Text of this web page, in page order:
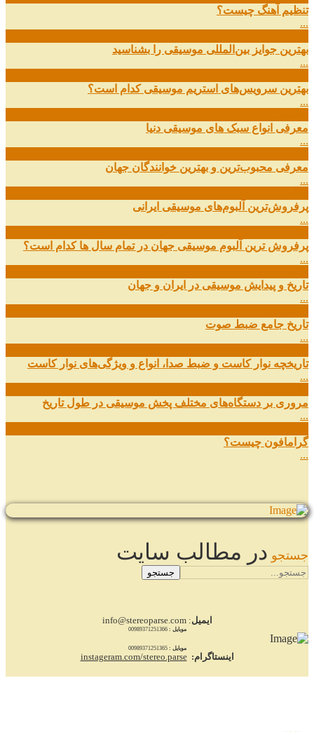
تنظیم آهنگ چیست؟
...
بهترین جوایز بین‌المللی موسیقی را بشناسید
...
بهترین سرویس‌های استریم موسیقی کدام است؟
...
معرفی انواع سبک های موسیقی دنیا
...
معرفی محبوب‌ترین و بهترین خوانندگان جهان
...
پرفروش‌ترین آلبوم‌های موسیقی ایرانی
...
پرفروش ترین آلبوم موسیقی جهان در تمام سال ها کدام است؟
...
تاریخ و پیدایش موسیقی در ایران و جهان
...
تاریخ جامع ضبط صوت
...
تاریخچه نوار کاست و ضبط صدا، انواع و ویژگی‌های نوار کاست
...
مروری بر دستگاه‌های مختلف پخش موسیقی در طول تاریخ
...
گرامافون چیست؟
...
جستجو در مطالب سایت
جستجو
ایمیل : info@stereoparse.com
موبایل :00989371251366
موبایل :00989371251365
اینستاگرام: instageram.com/stereo.parse